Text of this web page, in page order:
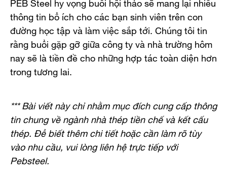
thông tin bổ ích cho các bạn sinh viên trên con
đường học tập và làm việc sắp tới. Chúng tôi tin
rằng buổi gặp gỡ giữa công ty và nhà trường hôm
nay sẽ là tiền đề cho những hợp tác toàn diện hơn
trong tương lai.
*** Bài viết này chỉ nhằm mục đích cung cấp thông
tin chung về ngành nhà thép tiền chế và kết cấu
thép. Để biết thêm chi tiết hoặc cần làm rõ tùy
vào nhu cầu, vui lòng liên hệ trực tiếp với
Pebsteel.